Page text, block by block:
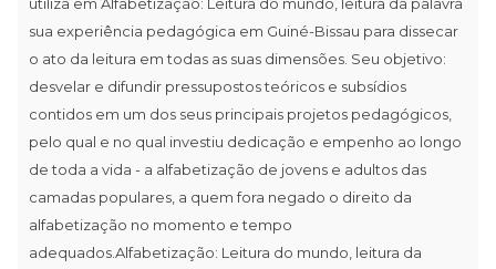
sua experiência pedagógica em Guiné-Bissau para dissecar
o ato da leitura em todas as suas dimensões. Seu objetivo:
desvelar e difundir pressupostos teóricos e subsídios
contidos em um dos seus principais projetos pedagógicos,
pelo qual e no qual investiu dedicação e empenho ao longo
de toda a vida - a alfabetização de jovens e adultos das
camadas populares, a quem fora negado o direito da
alfabetização no momento e tempo
adequados.Alfabetização: Leitura do mundo, leitura da